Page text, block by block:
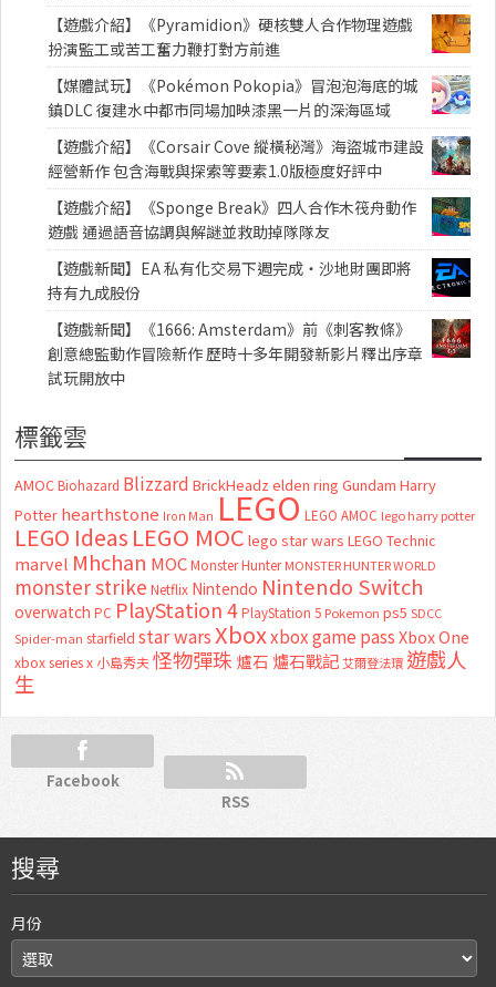
【遊戲介紹】《Pyramidion》硬核雙人合作物理遊戲
扮演監工或苦工奮力鞭打對方前進
【媒體試玩】《Pokémon Pokopia》冒泡泡海底的城
鎮DLC 復建水中都市同場加映漆黑一片的深海區域
【遊戲介紹】《Corsair Cove 縱橫秘灣》海盜城市建設
經營新作 包含海戰與探索等要素1.0版極度好評中
【遊戲介紹】《Sponge Break》四人合作木筏舟動作
遊戲 通過語音協調與解謎並救助掉隊隊友
【遊戲新聞】EA 私有化交易下週完成・沙地財團即將
持有九成股份
【遊戲新聞】《1666: Amsterdam》前《刺客教條》
創意總監動作冒險新作 歷時十多年開發新影片釋出序章
試玩開放中
標籤雲
AMOC Biohazard Blizzard BrickHeadz elden ring Gundam Harry
Potter hearthstone Iron Man LEGO LEGO AMOC lego harry potter
LEGO Ideas LEGO MOC lego star wars LEGO Technic
marvel Mhchan MOC Monster Hunter MONSTER HUNTER WORLD
monster strike Netflix Nintendo Nintendo Switch
overwatch PC PlayStation 4 PlayStation 5 Pokemon ps5 SDCC
Spider-man starfield star wars Xboxxbox game passXbox One
xbox series x 小島秀夫怪物彈珠 爐石 爐石戰記艾爾登法環 遊戲人
生
Facebook
RSS
搜尋
月份